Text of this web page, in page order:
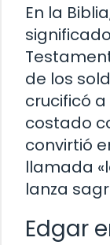
En la
de los
crucificó
costado
convirtió
llamada
lanza
Edgar